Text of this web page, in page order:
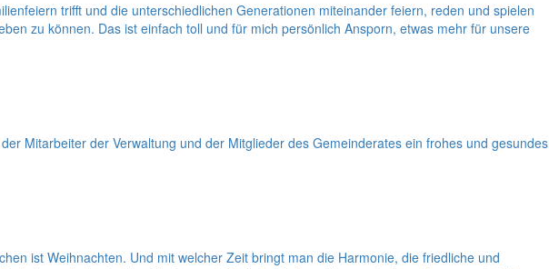
trifft und die unterschiedlichen Generationen miteinander feiern, reden und spielen
zu können. Das ist einfach toll und für mich persönlich Ansporn, etwas mehr für unsere
Mitarbeiter der Verwaltung und der Mitglieder des Gemeinderates ein frohes und gesundes
ist Weihnachten. Und mit welcher Zeit bringt man die Harmonie, die friedliche und